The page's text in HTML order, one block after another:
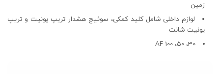
زمین
لوازم داخلی شامل کلید کمکی، سوئیچ هشدار تریپ یونیت و تریپ
یونیت شانت
30، 50، 100 AF